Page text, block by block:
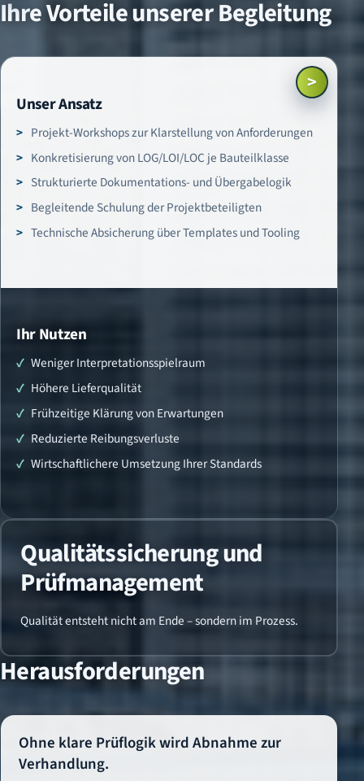
Ihre Vorteile unserer Begleitung
Unser Ansatz
Projekt-Workshops zur Klarstellung von Anforderungen
Konkretisierung von LOG/LOI/LOC je Bauteilklasse
Strukturierte Dokumentations- und Übergabelogik
Begleitende Schulung der Projektbeteiligten
Technische Absicherung über Templates und Tooling
>
Ihr Nutzen
Weniger Interpretationsspielraum
Höhere Lieferqualität
Frühzeitige Klärung von Erwartungen
Reduzierte Reibungsverluste
Wirtschaftlichere Umsetzung Ihrer Standards
Qualitätssicherung und
Prüfmanagement
Qualität entsteht nicht am Ende – sondern im Prozess.
Herausforderungen
Ohne klare Prüflogik wird Abnahme zur
Verhandlung.